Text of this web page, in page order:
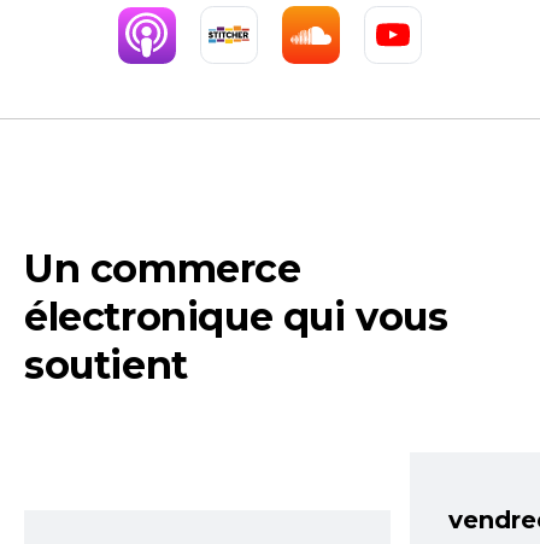
Un commerce
électronique qui vous
soutient